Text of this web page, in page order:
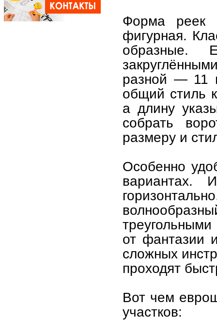
Форма реек
фигурная.
образные.
разной — 11
общий стиль
а длину
собрать
размеру и
Особенно
вариантах.
от фантазии
сложных
проходят
Вот чем
участков: